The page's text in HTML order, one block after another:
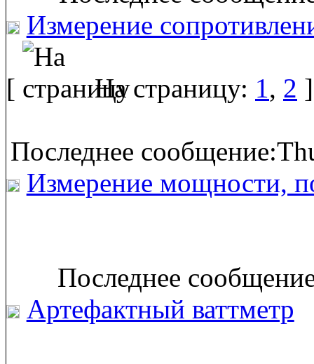
Измерение
[ На страницу: 1, 2 ]
Последнее
Измерение мощности,
Последнее
Артефактный ваттметр